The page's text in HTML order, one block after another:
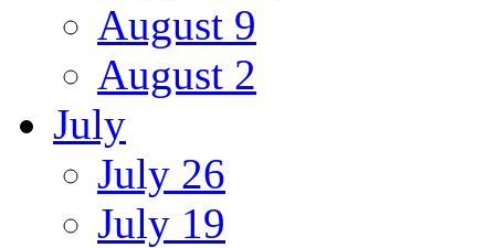
August 9
August 2
July
July 26
July 19